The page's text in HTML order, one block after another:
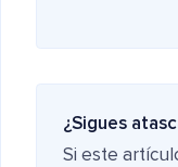
¿Sigues
Si este